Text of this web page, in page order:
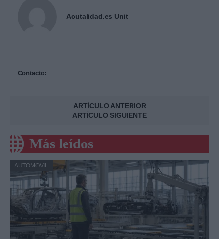
Acutalidad.es Unit
Contacto:
ARTÍCULO ANTERIOR
ARTÍCULO SIGUIENTE
Más leídos
AUTOMOVIL